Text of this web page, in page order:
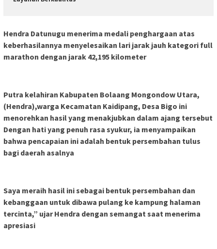
Hendra Datunugu menerima medali penghargaan atas
keberhasilannya menyelesaikan lari jarak jauh kategori full
marathon dengan jarak 42,195 kilometer
Putra kelahiran Kabupaten Bolaang Mongondow Utara,
(Hendra),warga Kecamatan Kaidipang, Desa Bigo ini
menorehkan hasil yang menakjubkan dalam ajang tersebut
Dengan hati yang penuh rasa syukur, ia menyampaikan
bahwa pencapaian ini adalah bentuk persembahan tulus
bagi daerah asalnya
Saya meraih hasil ini sebagai bentuk persembahan dan
kebanggaan untuk dibawa pulang ke kampung halaman
tercinta,” ujar Hendra dengan semangat saat menerima
apresiasi